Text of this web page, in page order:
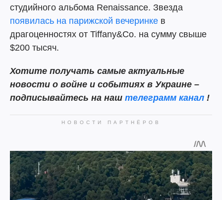
студийного альбома Renaissance. Звезда
появилась на парижской вечеринке в
драгоценностях от Tiffany&Co. на сумму свыше
$200 тысяч.
Хотите получать самые актуальные
новости о войне и событиях в Украине –
подписывайтесь на наш телеграмм канал !